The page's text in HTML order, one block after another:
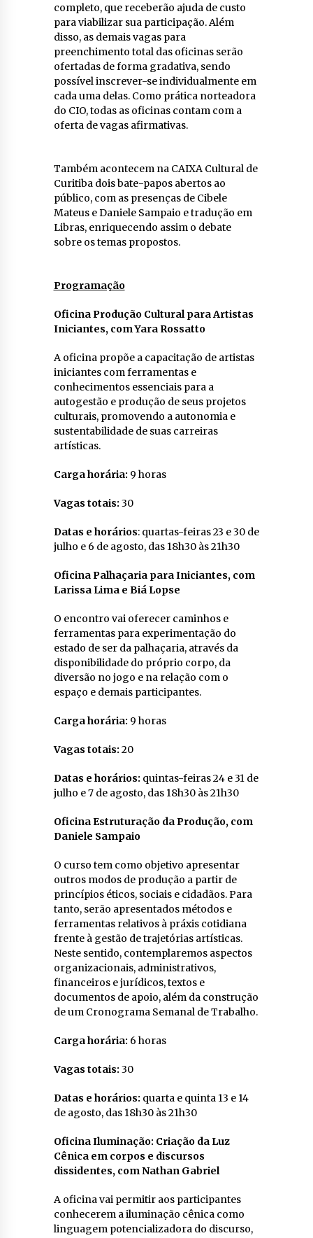
completo, que receberão ajuda de custo
para viabilizar sua participação. Além
disso, as demais vagas para
preenchimento total das oficinas serão
ofertadas de forma gradativa, sendo
possível inscrever-se individualmente em
cada uma delas. Como prática norteadora
do CIO, todas as oficinas contam com a
oferta de vagas afirmativas.
Também acontecem na CAIXA Cultural de
Curitiba dois bate-papos abertos ao
público, com as presenças de Cibele
Mateus e Daniele Sampaio e tradução em
Libras, enriquecendo assim o debate
sobre os temas propostos.
Programação
Oficina Produção Cultural para Artistas
Iniciantes, com Yara Rossatto
A oficina propõe a capacitação de artistas
iniciantes com ferramentas e
conhecimentos essenciais para a
autogestão e produção de seus projetos
culturais, promovendo a autonomia e
sustentabilidade de suas carreiras
artísticas.
Carga horária: 9 horas
Vagas totais: 30
Datas e horários: quartas-feiras 23 e 30 de
julho e 6 de agosto, das 18h30 às 21h30
Oficina Palhaçaria para Iniciantes, com
Larissa Lima e Biá Lopse
O encontro vai oferecer caminhos e
ferramentas para experimentação do
estado de ser da palhaçaria, através da
disponibilidade do próprio corpo, da
diversão no jogo e na relação com o
espaço e demais participantes.
Carga horária: 9 horas
Vagas totais: 20
Datas e horários: quintas-feiras 24 e 31 de
julho e 7 de agosto, das 18h30 às 21h30
Oficina Estruturação da Produção, com
Daniele Sampaio
O curso tem como objetivo apresentar
outros modos de produção a partir de
princípios éticos, sociais e cidadãos. Para
tanto, serão apresentados métodos e
ferramentas relativos à práxis cotidiana
frente à gestão de trajetórias artísticas.
Neste sentido, contemplaremos aspectos
organizacionais, administrativos,
financeiros e jurídicos, textos e
documentos de apoio, além da construção
de um Cronograma Semanal de Trabalho.
Carga horária: 6 horas
Vagas totais: 30
Datas e horários: quarta e quinta 13 e 14
de agosto, das 18h30 às 21h30
Oficina Iluminação: Criação da Luz
Cênica em corpos e discursos
dissidentes, com Nathan Gabriel
A oficina vai permitir aos participantes
conhecerem a iluminação cênica como
linguagem potencializadora do discurso,